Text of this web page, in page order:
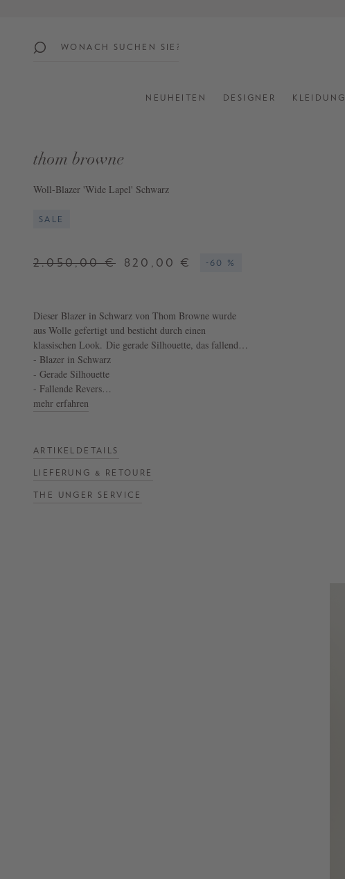
UP
60%
ALL
NOW
LIVE:
UNGER
COLLECTION
F/W
NEUHEITEN DESIGNER KLEIDUNG
thom browne
Woll-Blazer 'Wide Lapel' Schwarz
SALE
2.050,00 € 820,00 € -60 %
Dieser Blazer in Schwarz von Thom Browne wurde
aus Wolle gefertigt und besticht durch einen
klassischen Look. Die gerade Silhouette, das fallende
Revers und eine Paspeltasche sowie zwei Pattentaschen
akzentuieren das Design. Die markentypische Schlaufe
am Rücken und das gestreifte seidene Futter verleihen
dem Look einen maritimen Touch.
- Blazer in Schwarz
- Gerade Silhouette
- Fallende Revers
- Gestreiftes seidenes Innenfutter
mehr erfahren
ARTIKELDETAILS
LIEFERUNG & RETOURE
THE UNGER SERVICE